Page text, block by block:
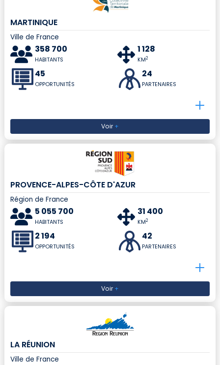
MARTINIQUE
Ville de France
358 700
HABITANTS
1 128
KM2
45
OPPORTUNITÉS
24
PARTENAIRES
Voir+
PROVENCE-ALPES-CÔTE D'AZUR
Région de France
5 055 700
HABITANTS
31 400
KM2
2 194
OPPORTUNITÉS
42
PARTENAIRES
Voir+
LA RÉUNION
Ville de France